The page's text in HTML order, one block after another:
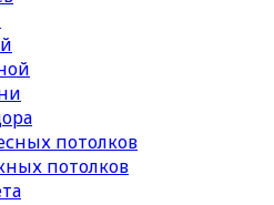
потолков
потолков